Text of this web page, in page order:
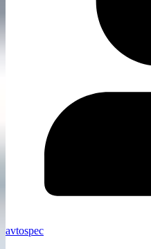
avtospec